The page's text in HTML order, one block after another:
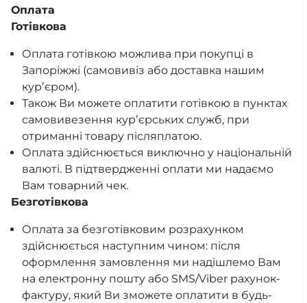
Оплата
Готівкова
Оплата готівкою можлива при покупці в
Запоріжжі (самовивіз або доставка нашим
курʼєром).
Також Ви можете оплатити готівкою в пунктах
самовивезення курʼєрських служб, при
отриманні товару післяплатою.
Оплата здійснюється виключно у національній
валюті. В підтвердженні оплати ми надаємо
Вам товарний чек.
Безготівкова
Оплата за безготівковим розрахунком
здійснюється наступним чином: після
оформлення замовлення ми надішлемо Вам
на електронну пошту або SMS/Viber рахунок-
фактуру, який Ви зможете оплатити в будь-